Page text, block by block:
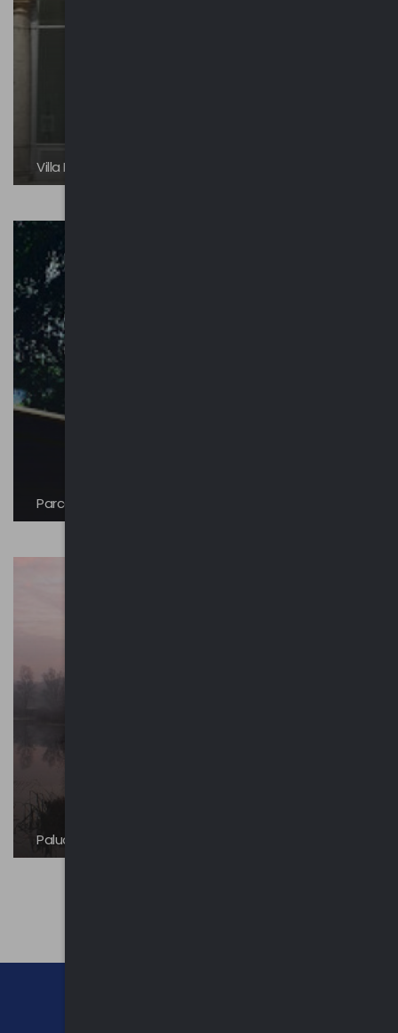
Villa Leonardi
Parco Berrini
Palude Brabbia